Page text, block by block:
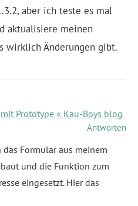
aber ich teste es mal
aktualisiere meinen
wirklich Änderungen gibt.
Prototype « Kau-Boys blog
Antworten
Formular aus meinem
und die Funktion zum
eingesetzt. Hier das